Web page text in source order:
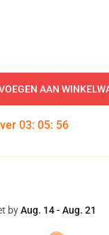
AAN
03: 05: 55
byAug. 14 - Aug. 21